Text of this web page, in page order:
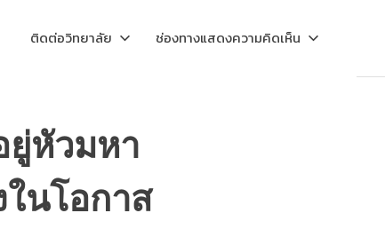
ติดต่อวิทยาลัย ช่องทางแสดงความคิดเห็น
ยู่หัวมหา
นโอกาส